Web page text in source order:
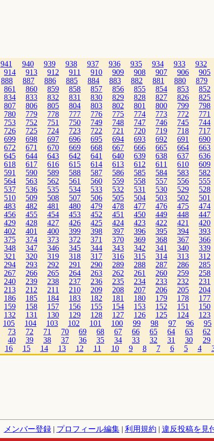
941 940 939 938 937 936 935 934 933 932
914 913 912 911 910 909 908 907 906 905
888 887 886 885 884 883 882 881 880 879
861 860 859 858 857 856 855 854 853 852
834 833 832 831 830 829 828 827 826 825
807 806 805 804 803 802 801 800 799 798
780 779 778 777 776 775 774 773 772 771
753 752 751 750 749 748 747 746 745 744
726 725 724 723 722 721 720 719 718 717
699 698 697 696 695 694 693 692 691 690
672 671 670 669 668 667 666 665 664 663
645 644 643 642 641 640 639 638 637 636
618 617 616 615 614 613 612 611 610 609
591 590 589 588 587 586 585 584 583 582
564 563 562 561 560 559 558 557 556 555
537 536 535 534 533 532 531 530 529 528
510 509 508 507 506 505 504 503 502 501
483 482 481 480 479 478 477 476 475 474
456 455 454 453 452 451 450 449 448 447
429 428 427 426 425 424 423 422 421 420
402 401 400 399 398 397 396 395 394 393
375 374 373 372 371 370 369 368 367 366
348 347 346 345 344 343 342 341 340 339
321 320 319 318 317 316 315 314 313 312
294 293 292 291 290 289 288 287 286 285
267 266 265 264 263 262 261 260 259 258
240 239 238 237 236 235 234 233 232 231
213 212 211 210 209 208 207 206 205 204
186 185 184 183 182 181 180 179 178 177
159 158 157 156 155 154 153 152 151 150
132 131 130 129 128 127 126 125 124 123
105 104 103 102 101 100 99 98 97 96 95
73 72 71 70 69 68 67 66 65 64 63 62
40 39 38 37 36 35 34 33 32 31 30 29
16 15 14 13 12 11 10 9 8 7 6 5 4
メンバー登録| プロフィール編集| 利用規約 | 違反投稿を見